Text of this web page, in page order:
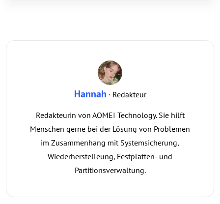
Hannah · Redakteur
Redakteurin von AOMEI Technology. Sie hilft
Menschen gerne bei der Lösung von Problemen
im Zusammenhang mit Systemsicherung,
Wiederherstelleung, Festplatten- und
Partitionsverwaltung.